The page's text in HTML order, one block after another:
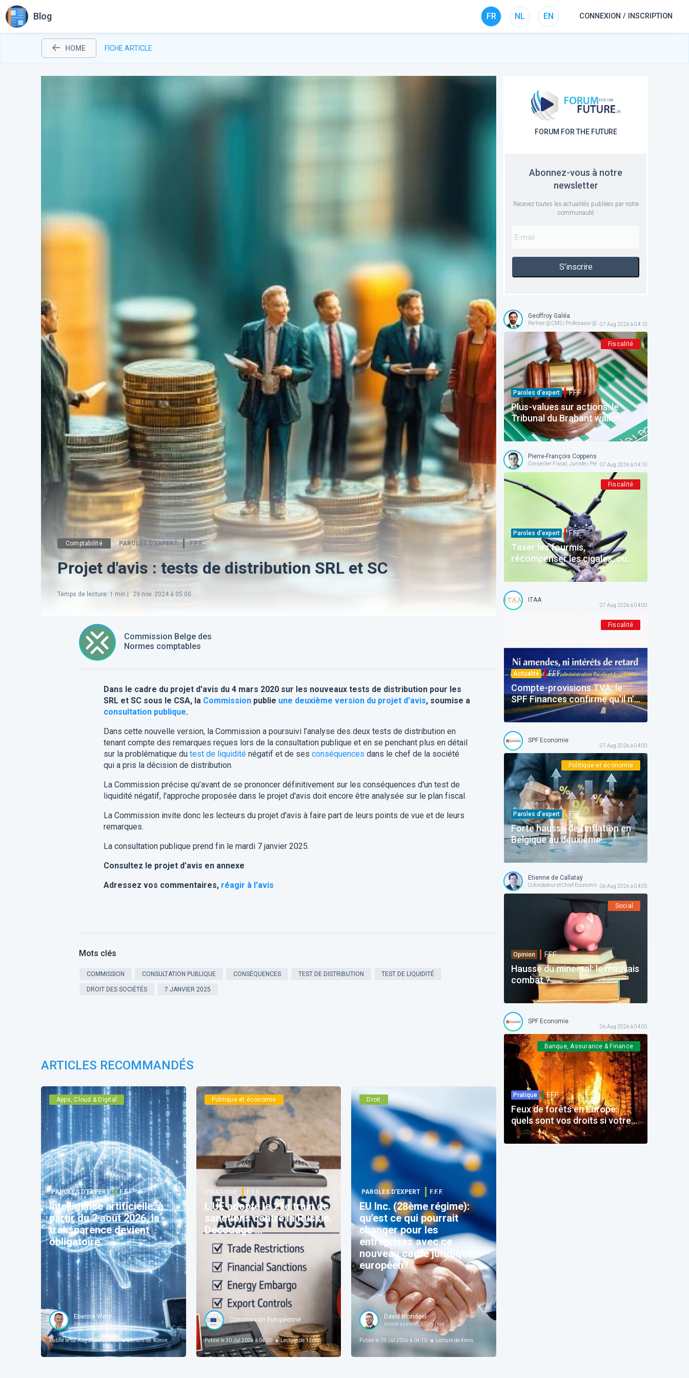
Blog FR NL EN CONNEXION / INSCRIPTION
HOME FICHE ARTICLE
Comptabilité PAROLES D’EXPERT F.F.F.
Projet d'avis : tests de distribution SRL et SC
Temps de lecture: 1 min | 29 nov. 2024 à 05:00
Commission Belge des
Normes comptables
Dans le cadre du projet d’avis du 4 mars 2020 sur les nouveaux tests de distribution pour les
SRL et SC sous le CSA, la Commissionpublie une deuxième version du projet d’avis, soumise a
consultation publique.
Dans cette nouvelle version, la Commission a poursuivi l’analyse des deux tests de distribution en
tenant compte des remarques reçues lors de la consultation publique et en se penchant plus en détail
sur la problématique du test de liquiditénégatif et de ses conséquences dans le chef de la société
qui a pris la décision de distribution.
La Commission précise qu’avant de se prononcer définitivement sur les conséquences d'un test de
liquidité négatif, l'approche proposée dans le projet d'avis doit encore être analysée sur le plan fiscal.
La Commission invite donc les lecteurs du projet d'avis à faire part de leurs points de vue et de leurs
remarques.
La consultation publique prend fin le mardi 7 janvier 2025.
Consultez le projet d’avis en annexe
Adressez vos commentaires,réagir à l’avis
Mots clés
COMMISSION CONSULTATION PUBLIQUE CONSÉQUENCES TEST DE DISTRIBUTION TEST DE LIQUIDITÉ
DROIT DES SOCIÉTÉS 7 JANVIER 2025
ARTICLES RECOMMANDÉS
Apps, Cloud & Digital
PAROLES D’EXPERT F.F.F.
Intelligence artificielle: à
partir du 2 août 2026, la
transparence devient
obligatoire.
Etienne Wery
Avocat-associé @ Ulys
Publié le02 Aug 2026 à 04:00 Lecture de10min
Politique et économie
PRATIQUE F.F.F.
L'UE adopte le 21e train de
sanctions contre la Russie.
Décodage ...
Commission Européenne
Publié le30 Jul 2026 à 04:00 Lecture de13min
Droit
PAROLES D’EXPERT F.F.F.
EU Inc. (28ème régime):
qu'est ce qui pourrait
changer pour les
entreprises avec ce
nouveau cadre juridique
européen?
David Blondeel
Avocat associé @ Centrius
Publié le29 Jul 2026 à 04:10 Lecture de 4min
FORUM FOR THE FUTURE
Abonnez-vous à notre
newsletter
Recevez toutes les actualités publiées par notre
communauté
S'inscrire
Geoffroy Galéa
Partner @ CMS | Professeur @ ICHEC-ESSF
07 Aug 2026 à 04:10
Fiscalité
Paroles d’expert F.F.F.
Plus-values sur actions: le
Tribunal du Brabant wallon
précise la frontière entre
gestion normale et spéculation
Pierre-François Coppens
Conseiller Fiscal, Juriste | Président @ AFPC
07 Aug 2026 à 04:10
Fiscalité
Paroles d’expert F.F.F.
Taxer les fourmis,
récompenser les cigales, ou
comment la Belgique
décourage ceux qui épargnent
ITAA
07 Aug 2026 à 04:00
Fiscalité
Actualité F.F.F.
Compte-provisions TVA: le
SPF Finances confirme qu’il n’y
aura pas d’amendes
SPF Economie
07 Aug 2026 à 04:00
Politique et économie
Paroles d’expert F.F.F.
Forte hausse de l’inflation en
Belgique au deuxième
trimestre
Etienne de Callataÿ
Cofondateur et Chief Economist @ Orcadia Asset Management
06 Aug 2026 à 04:05
Social
Opinion F.F.F.
Hausse du minerval: le mauvais
combat ?
SPF Economie
06 Aug 2026 à 04:00
Banque, Assurance & Finance
Pratique F.F.F.
Feux de forêts en Europe:
quels sont vos droits si votre
voyage est impacté ?